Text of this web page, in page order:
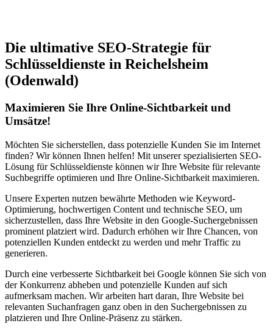
Die ultimative SEO-Strategie für
Schlüsseldienste in Reichelsheim
(Odenwald)
Maximieren Sie Ihre Online-Sichtbarkeit und
Umsätze!
Möchten Sie sicherstellen, dass potenzielle Kunden Sie im Internet
finden? Wir können Ihnen helfen! Mit unserer spezialisierten SEO-
Lösung für Schlüsseldienste können wir Ihre Website für relevante
Suchbegriffe optimieren und Ihre Online-Sichtbarkeit maximieren.
Unsere Experten nutzen bewährte Methoden wie Keyword-
Optimierung, hochwertigen Content und technische SEO, um
sicherzustellen, dass Ihre Website in den Google-Suchergebnissen
prominent platziert wird. Dadurch erhöhen wir Ihre Chancen, von
potenziellen Kunden entdeckt zu werden und mehr Traffic zu
generieren.
Durch eine verbesserte Sichtbarkeit bei Google können Sie sich von
der Konkurrenz abheben und potenzielle Kunden auf sich
aufmerksam machen. Wir arbeiten hart daran, Ihre Website bei
relevanten Suchanfragen ganz oben in den Suchergebnissen zu
platzieren und Ihre Online-Präsenz zu stärken.